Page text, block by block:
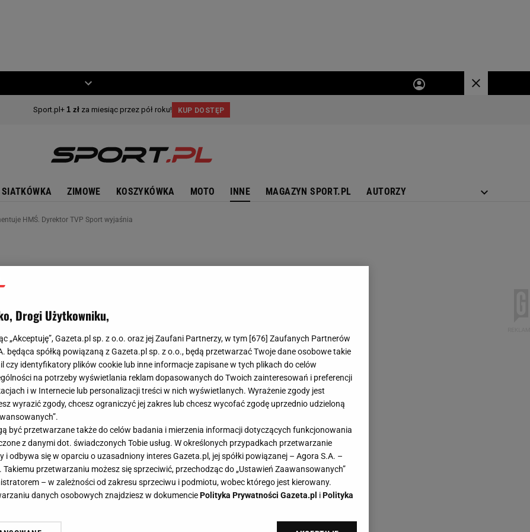
SIATKÓWKA ZIMOWE KOSZYKÓWKA MOTO INNE MAGAZYN SPORT.PL AUTORZY
HMŚ. Dyrektor TVP Sport wyjaśnia
Drogi Użytkowniku,
„Akceptuję”, Gazeta.pl sp. z o.o. oraz jej Zaufani Partnerzy, w tym [676] Zaufanych Partnerów
będąca spółką powiązaną z Gazeta.pl sp. z o.o., będą przetwarzać Twoje dane osobowe takie
czy identyfikatory plików cookie lub inne informacje zapisane w tych plikach do celów
na potrzeby wyświetlania reklam dopasowanych do Twoich zainteresowań i preferencji
i w Internecie lub personalizacji treści w nich wyświetlanych. Wyrażenie zgody jest
wyrazić zgody, chcesz ograniczyć jej zakres lub chcesz wycofać zgodę uprzednio udzieloną
być przetwarzane także do celów badania i mierzenia informacji dotyczących funkcjonowania
z danymi dot. świadczonych Tobie usług. W określonych przypadkach przetwarzanie
i odbywa się w oparciu o uzasadniony interes Gazeta.pl, jej spółki powiązanej – Agora S.A. –
Takiemu przetwarzaniu możesz się sprzeciwić, przechodząc do „Ustawień Zaawansowanych”
– w zależności od zakresu sprzeciwu i podmiotu, wobec którego jest kierowany.
danych osobowych znajdziesz w dokumenciePolityka Prywatności Gazeta.pl iPolityka